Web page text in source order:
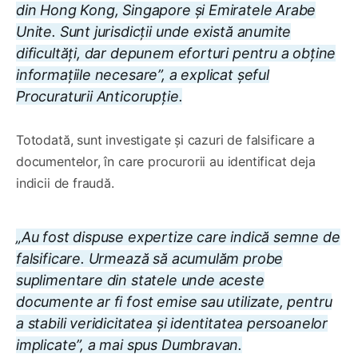
din Hong Kong, Singapore și Emiratele Arabe
Unite. Sunt jurisdicții unde există anumite
dificultăți, dar depunem eforturi pentru a obține
informațiile necesare”, a explicat șeful
Procuraturii Anticorupție.
Totodată, sunt investigate și cazuri de falsificare a
documentelor, în care procurorii au identificat deja
indicii de fraudă.
„Au fost dispuse expertize care indică semne de
falsificare. Urmează să acumulăm probe
suplimentare din statele unde aceste
documente ar fi fost emise sau utilizate, pentru
a stabili veridicitatea și identitatea persoanelor
implicate”, a mai spus Dumbravan.